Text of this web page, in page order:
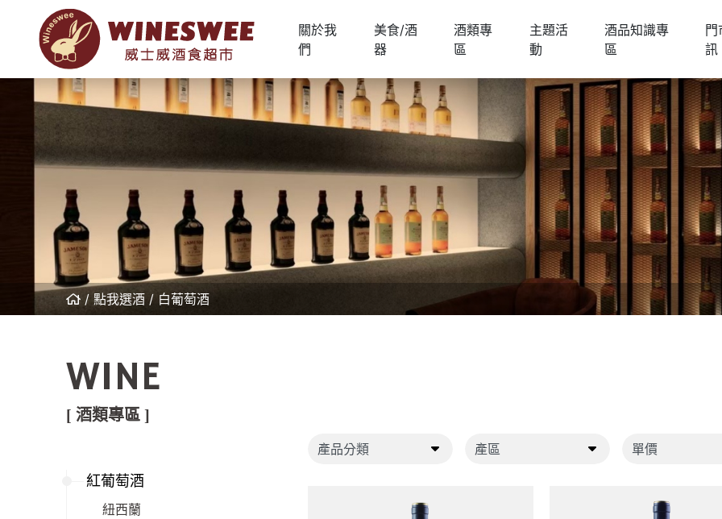
關於我
們
美食/酒
器
酒類專
區
主題活
動
酒品知識專
區
門
訊
點我選酒 白葡萄酒
WINE
[ 酒類專區 ]
紅葡萄酒
紐西蘭